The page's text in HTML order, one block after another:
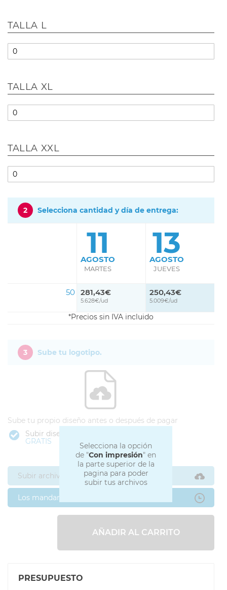
TALLA L
TALLA XL
TALLA XXL
2 Selecciona cantidad y día de entrega:
11
AGOSTO
MARTES
13
AGOSTO
JUEVES
50 281,43€
5.628€/ud
250,43€
5.009€/ud
Precios sin IVA incluido
Selecciona la opción
de "Con impresión" en
la parte superior de la
pagina para poder
subir tus archivos
3 Sube tu logotipo.
Sube tu propio diseño antes o después de pagar
Subir diseño
GRATIS
Subir archivos ahora
Los mandaré después
AÑADIR AL CARRITO
PRESUPUESTO